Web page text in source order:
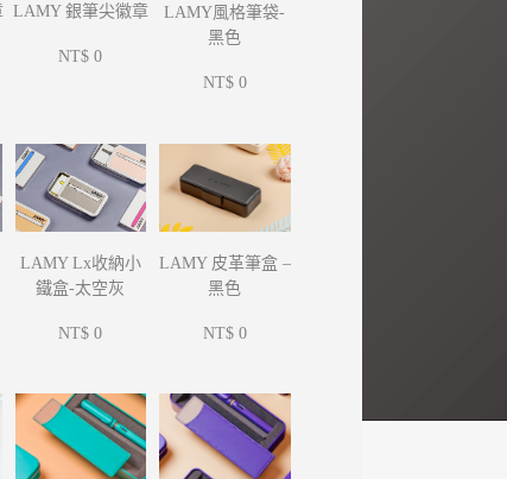
LAMY 銀筆尖徽章
NT$ 0
LAMY風格筆袋-
黑色
NT$ 0
LAMY Lx收納小
鐵盒-太空灰
NT$ 0
LAMY 皮革筆盒 –
黑色
NT$ 0